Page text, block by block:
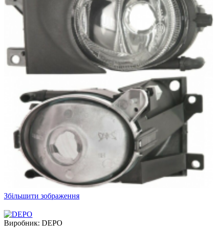
Збільшити зображення
Виробник: DEPO